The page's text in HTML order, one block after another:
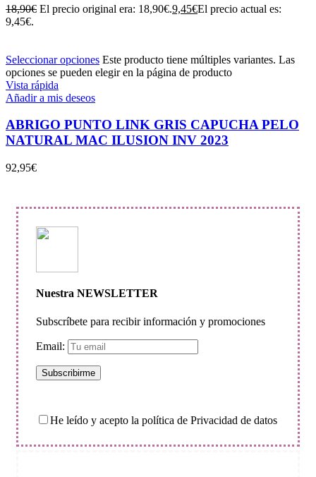
18,90€ El precio original era: 18,90€.9,45€El precio actual es:
9,45€.
Seleccionar opciones Este producto tiene múltiples variantes. Las
opciones se pueden elegir en la página de producto
Vista rápida
Añadir a mis deseos
ABRIGO PUNTO LINK GRIS CAPUCHA PELO
NATURAL MAC ILUSION INV 2023
92,95€
Nuestra NEWSLETTER
Subscríbete para recibir información y promociones
Email:
He leído y acepto la política de Privacidad de datos